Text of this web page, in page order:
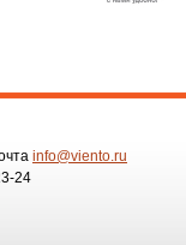
info@viento.ru
24